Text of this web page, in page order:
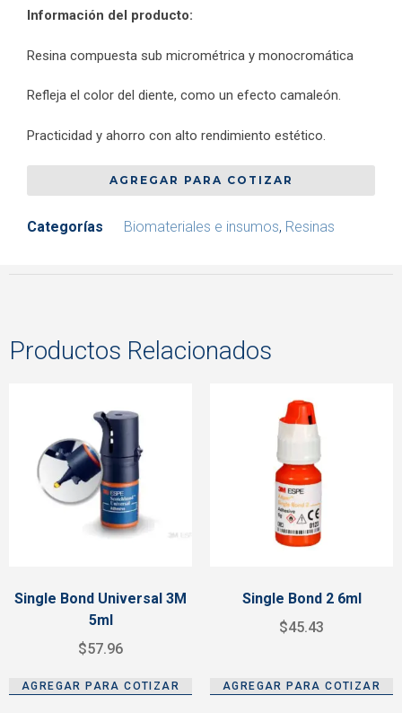
Información del producto:
Resina compuesta sub micrométrica y monocromática
Refleja el color del diente, como un efecto camaleón.
Practicidad y ahorro con alto rendimiento estético.
AGREGAR PARA COTIZAR
Categorías Biomateriales e insumos, Resinas
Productos Relacionados
Single Bond Universal 3M
5ml
$57.96
AGREGAR PARA COTIZAR
Single Bond 2 6ml
$45.43
AGREGAR PARA COTIZAR